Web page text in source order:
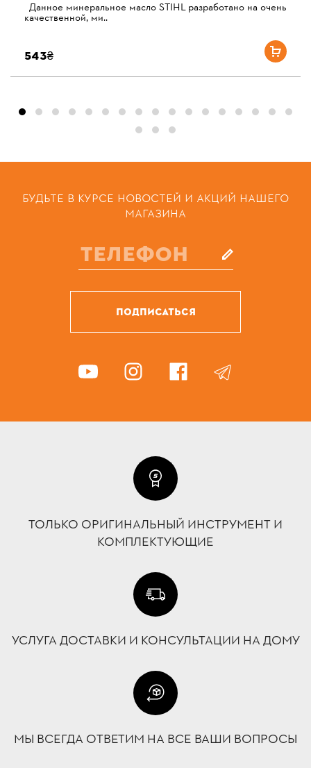
Данное минеральное масло STIHL разработано на очень
качественной, ми..
543₴
БУДЬТЕ В КУРСЕ НОВОСТЕЙ И АКЦИЙ НАШЕГО
МАГАЗИНА
ПОДПИСАТЬСЯ
ТОЛЬКО ОРИГИНАЛЬНЫЙ ИНСТРУМЕНТ И
КОМПЛЕКТУЮЩИЕ
УСЛУГА ДОСТАВКИ И КОНСУЛЬТАЦИИ НА ДОМУ
МЫ ВСЕГДА ОТВЕТИМ НА ВСЕ ВАШИ ВОПРОСЫ